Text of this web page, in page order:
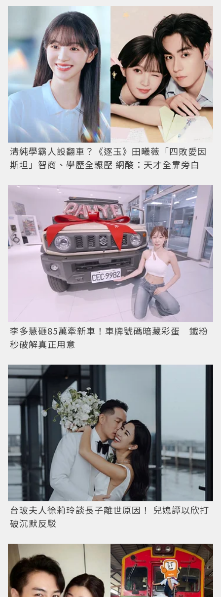
清純學霸人設翻車？《逐玉》田曦薇「四敗愛因
斯坦」智商、學歷全輾壓 網酸：天才全靠旁白
李多慧砸85萬牽新車！車牌號碼暗藏彩蛋 鐵粉
秒破解真正用意
台玻夫人徐莉玲談長子離世原因！ 兒媳譚以欣打
破沉默反駁